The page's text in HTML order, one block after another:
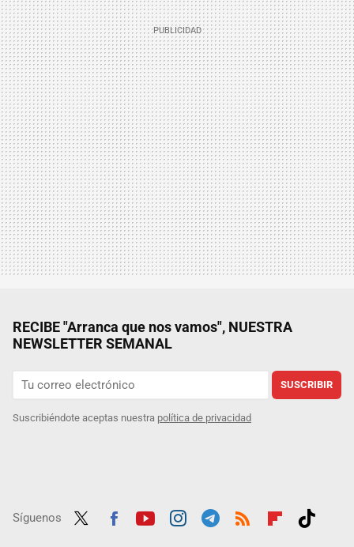
RECIBE "Arranca que nos vamos", NUESTRA
NEWSLETTER SEMANAL
SUSCRIBIR
Suscribiéndote aceptas nuestra política de privacidad
Síguenos